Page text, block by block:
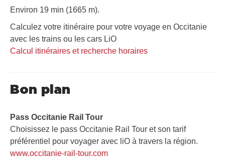
Environ 19 min (1665 m).
Calculez votre itinéraire pour votre voyage en Occitanie
avec les trains ou les cars LiO
Calcul itinéraires et recherche horaires
Bon plan
Pass Occitanie Rail Tour​
Choisissez le pass Occitanie Rail Tour et son tarif
préférentiel pour voyager avec liO à travers la région.
www.occitanie-rail-tour.com